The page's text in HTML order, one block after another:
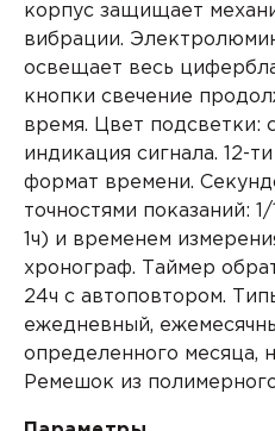
корпус защищает
вибрации.
освещает весь
кнопки свечение
время. Цвет подсветки:
индикация сигнала.
12-
формат времени.
точностями показаний:
1ч) и временем
хронограф.
Таймер
24ч с автоповтором.
ежедневный,
определенного месяца,
Ремешок из